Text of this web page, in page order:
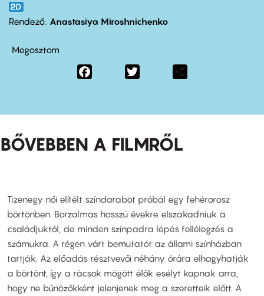
Rendező Anastasiya Miroshnichenko
Megosztom
Facebook
BŐVEBBEN A FILMRŐL
Tizenegy női elítélt színdarabot próbál egy fehérorosz
börtönben. Borzalmas hosszú évekre elszakadniuk a
családjuktól, de minden színpadra lépés fellélegzés a
számukra. A régen várt bemutatót az állami színházban
tartják. Az előadás résztvevői néhány órára elhagyhatják
a börtönt, így a rácsok mögött élők esélyt kapnak arra,
hogy ne bűnözőkként jelenjenek meg a szeretteik előtt. A